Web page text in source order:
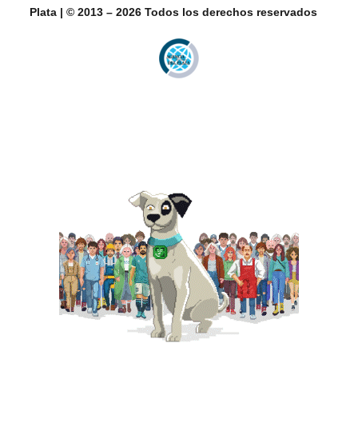
Plata | © 2013 – 2026 Todos los derechos reservados